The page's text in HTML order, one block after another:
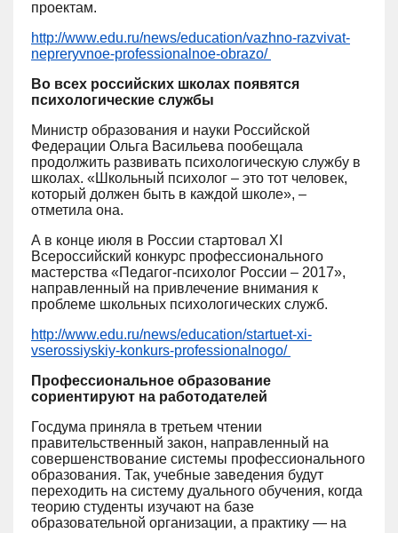
проектам.
http://www.edu.ru/news/education/vazhno-razvivat-
nepreryvnoe-professionalnoe-obrazo/
Во всех российских школах появятся
психологические службы
Министр образования и науки Российской
Федерации Ольга Васильева пообещала
продолжить развивать психологическую службу в
школах. «Школьный психолог – это тот человек,
который должен быть в каждой школе», –
отметила она.
А в конце июля в России стартовал XI
Всероссийский конкурс профессионального
мастерства «Педагог-психолог России – 2017»,
направленный на привлечение внимания к
проблеме школьных психологических служб.
http://www.edu.ru/news/education/startuet-xi-
vserossiyskiy-konkurs-professionalnogo/
Профессиональное образование
сориентируют на работодателей
Госдума приняла в третьем чтении
правительственный закон, направленный на
совершенствование системы профессионального
образования. Так, учебные заведения будут
переходить на систему дуального обучения, когда
теорию студенты изучают на базе
образовательной организации, а практику — на